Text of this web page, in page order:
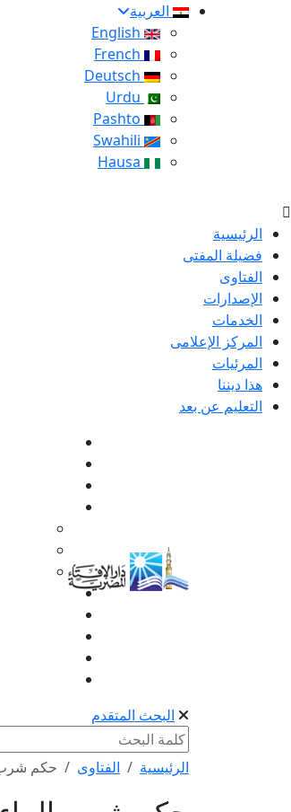
العربية
الرئيسية
فضيلة المفتى
الفتاوى
الإصدارات
الخدمات
المركز الإعلامى
المرئيات
هذا ديننا
التعليم عن بعد
البحث المتقدم
الرئيسية الفتاوى حكم شرب